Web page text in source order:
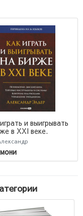
и выигрывать
в XXI веке.
Дисциплина.
инструменты и
Контроль над
Управление